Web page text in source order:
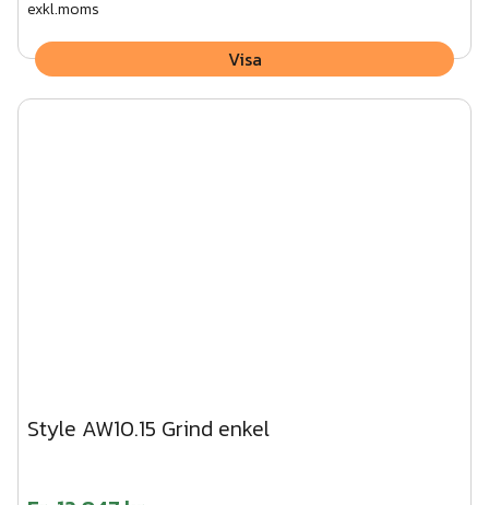
exkl.moms
Visa
Style AW10.15 Grind enkel